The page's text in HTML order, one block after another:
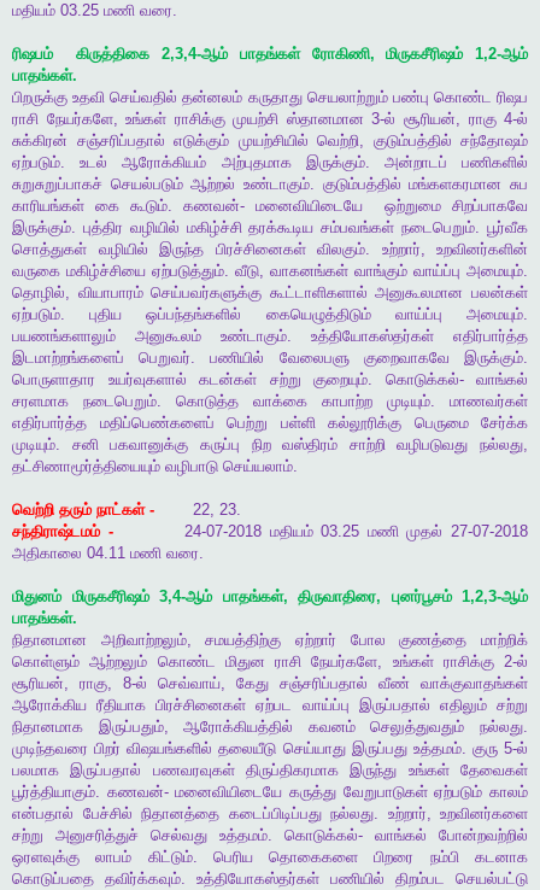
மதியம் 03.25 மணி வரை.
ரிஷபம் கிருத்திகை 2,3,4-ஆம் பாதங்கள் ரோகிணி,மிருகசீரிஷம்1,2-ஆம்
பாதங்கள்.
பிறருக்கு உதவி செய்வதில் தன்னலம் கருதாது செயலாற்றும் பண்பு கொண்ட ரிஷப
ராசி நேயர்களே,உங்கள் ராசிக்கு முயற்சி ஸ்தானமான 3-ல் சூரியன், ராகு4-ல்
சுக்கிரன் சஞ்சரிப்பதால் எடுக்கும் முயற்சியில் வெற்றி, குடும்பத்தில் சந்தோஷம்
ஏற்படும்.உடல் ஆரோக்கியம் அற்புதமாக இருக்கும். அன்றாடப்
பணிகளில்
சுறுசுறுப்பாகச் செயல்படும் ஆற்றல் உண்டாகும். குடும்பத்தில் மங்களகரமான சுப
காரியங்கள் கை கூடும். கணவன்- மனைவியிடையே ஒற்றுமை சிறப்பாகவே
இருக்கும். புத்திர வழியில் மகிழ்ச்சி தரக்கூடிய சம்பவங்கள் நடைபெறும்.பூர்வீக
சொத்துகள்
வழியில் இருந்த பிரச்சினைகள் விலகும். உற்றார், உறவினர்களின்
வருகை மகிழ்ச்சியை ஏற்படுத்தும். வீடு, வாகனங்கள் வாங்கும் வாய்ப்பு அமையும்.
தொழில், வியாபாரம் செய்பவர்களுக்கு கூட்டாளிகளால் அனுகூலமான பலன்கள்
ஏற்படும்.புதிய ஒப்பந்தங்களில் கையெழுத்திடும் வாய்ப்பு அமையும்.
பயணங்களாலும்
அனுகூலம் உண்டாகும். உத்தியோகஸ்தர்கள்
எதிர்பார்த்த
இடமாற்றங்களைப்
பெறுவர்.பணியில் வேலைபளு குறைவாகவே இருக்கும்.
பொருளாதார
உயர்வுகளால் கடன்கள் சற்று குறையும். கொடுக்கல்- வாங்கல்
சரளமாக
நடைபெறும். கொடுத்த வாக்கை காபாற்ற முடியும். மாணவர்கள்
எதிர்பார்த்த
மதிப்பெண்களைப் பெற்று பள்ளி கல்லூரிக்கு பெருமை
சேர்க்க
முடியும். சனி பகவானுக்கு கருப்பு நிற வஸ்திரம் சாற்றி வழிபடுவது நல்லது,
தட்சிணாமூர்த்தியையும் வழிபாடு செய்யலாம்.
வெற்றி தரும் நாட்கள்-
22, 23.
சந்திராஷ்டமம்- 24-07-2018 மதியம்03.25 மணி முதல் 27-07-2018
அதிகாலை 04.11 மணி வரை.
மிதுனம் மிருகசீரிஷம்3,4-ஆம் பாதங்கள், திருவாதிரை, புனர்பூசம்1,2,3-ஆம்
பாதங்கள்.
நிதானமான
அறிவாற்றலும்,சமயத்திற்கு ஏற்றார் போல குணத்தை
மாற்றிக்
கொள்ளும் ஆற்றலும் கொண்ட மிதுன ராசி நேயர்களே, உங்கள் ராசிக்கு2-ல்
சூரியன், ராகு, 8-ல் செவ்வாய், கேது சஞ்சரிப்பதால் வீண் வாக்குவாதங்கள்
ஆரோக்கிய ரீதியாக பிரச்சினைகள் ஏற்பட வாய்ப்பு இருப்பதால் எதிலும் சற்று
நிதானமாக
இருப்பதும்,ஆரோக்கியத்தில் கவனம் செலுத்துவதும் நல்லது.
முடிந்தவரை பிறர் விஷயங்களில் தலையீடு செய்யாது இருப்பது உத்தமம். குரு5-ல்
பலமாக
இருப்பதால் பணவரவுகள் திருப்திகரமாக இருந்து உங்கள்
தேவைகள்
பூர்த்தியாகும். கணவன்-மனைவியிடையே கருத்து வேறுபாடுகள் ஏற்படும் காலம்
என்பதால் பேச்சில் நிதானத்தை கடைப்பிடிப்பது நல்லது. உற்றார், உறவினர்களை
சற்று
அனுசரித்துச் செல்வது உத்தமம். கொடுக்கல்- வாங்கல்
போன்றவற்றில்
ஒரளவுக்கு
லாபம் கிட்டும். பெரிய தொகைகளை பிறரை நம்பி
கடனாக
கொடுப்பதை தவிர்க்கவும். உத்தியோகஸ்தர்கள் பணியில் திறம்பட
செயல்பட்டு